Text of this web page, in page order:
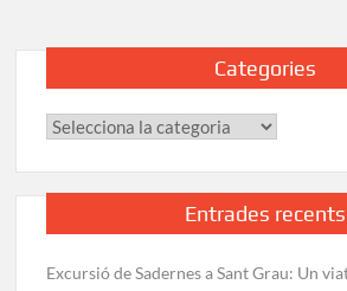
–
Categories
Categories
Entrades recents
Excursió de Sadernes a Sant Grau: Un